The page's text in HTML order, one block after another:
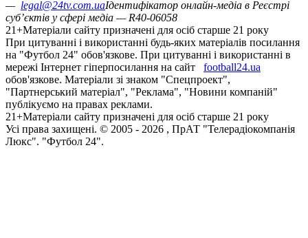
— legal@24tv.com.uaІдентифікатор онлайн-медіа в Реєстрі
суб’єктів у сфері медіа — R40-06058
21+Матеріали сайту призначені для осіб старше 21 року
При цитуванні і використанні будь-яких матеріалів посилання
на "Футбол 24" обов'язкове. При цитуванні і використанні в
мережі Інтернет гіперпосилання на сайт
football24.ua
обов'язкове. Матеріали зі знаком "Спецпроект",
"Партнерський матеріал", "Реклама", "Новини компаній"
публікуємо на правах реклами.
21+Матеріали сайту призначені для осіб старше 21 року
Усi права захищенi. © 2005 - 2026 , ПрАТ "Телерадіокомпанія
Люкс". "Футбол 24".